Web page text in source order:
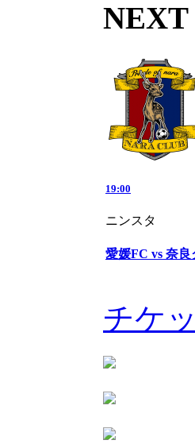
19:00
ニンスタ
愛媛FC vs 奈良
チケ